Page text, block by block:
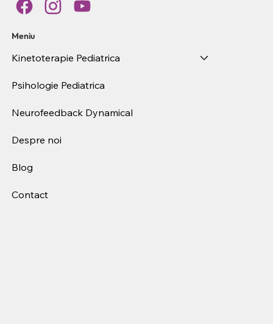
Meniu
Kinetoterapie Pediatrica
Psihologie Pediatrica
Neurofeedback Dynamical
Despre noi
Blog
Contact